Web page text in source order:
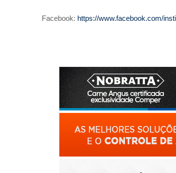
Facebook: https://www.facebook.com/